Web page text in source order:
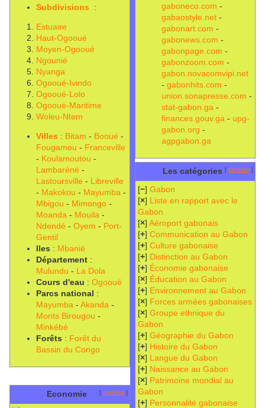
Subdivisions :
Estuaire
Haut-Ogooué
Moyen-Ogooué
Ngounié
Nyanga
Ogooué-Ivindo
Ogooué-Lolo
Ogooué-Maritime
Woleu-Ntem
Villes : Bitam - Booué -
Fougamou - Franceville
- Koulamoutou -
Lambaréné -
Lastoursville - Libreville
- Makokou - Mayumba -
Mbigou - Mimongo -
Moanda - Mouila -
Ndendé - Oyem - Port-
Gentil
Iles : Mbanié
Département :
Mulundu - La Dola
Cours d'eau : Ogooué
Parcs national :
Mayumba - Akanda -
Monts Birougou -
Minkébé
Forêts : Forêt du
Bassin du Congo
Economie [ modifier]
gaboneco.com -
gabaostyle.net -
gabonart.com -
gabonews.com -
gabonpage.com -
gabonzoom.com -
gabon.novacomvipi.net
-gabonhits.com -
union.sonapresse.com -
stat-gabon.ga -
finances.gouv.ga - upg-
gabon.org -
agpgabon.ga
Les catégories [ modifier]
[−] Gabon
[×] Liste en rapport avec le
Gabon
[×] Aéroport gabonais
[+] Communication au Gabon
[+] Culture gabonaise
[+] Distinction au Gabon
[+] Économie gabonaise
[×] Éducation au Gabon
[+] Environnement au Gabon
[×] Forces armées gabonaises
[×] Groupe ethnique du
Gabon
[+] Géographie du Gabon
[+] Histoire du Gabon
[×] Langue du Gabon
[+] Naissance au Gabon
[×] Patrimoine mondial au
Gabon
[+] Personnalité gabonaise